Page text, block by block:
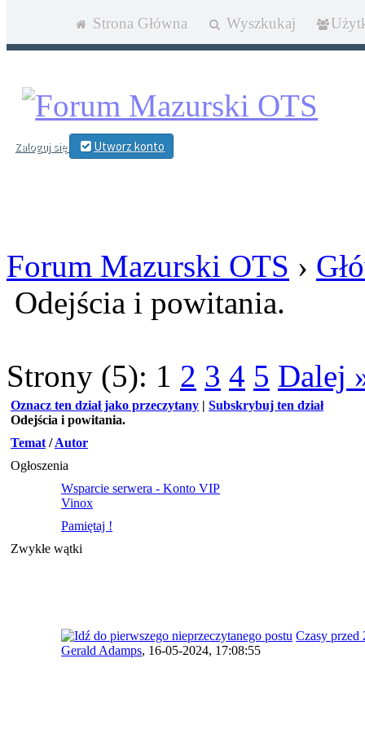
Strona Główna Wyszkukaj
Zaloguj się Utworz konto
Forum Mazurski OTS ›
Odejścia i powitania.
Strony (5): 1 2 3 4 5 Dalej
Oznacz ten dział jako przeczytany | Subskrybuj ten dział
Odejścia i powitania.
Temat /Autor
Ogłoszenia
Wsparcie serwera - Konto VIP
Vinox
Pamiętaj !
Zwykłe wątki
Czasy przed
Gerald Adamps, 16-05-2024, 17:08:55